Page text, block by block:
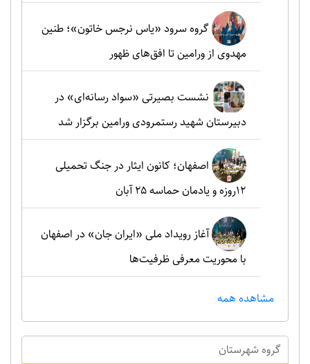
گروه سرود «یاس نرجس خاتون»؛ طنین
مهدوی از ورامین تا افق‌های ظهور
نشست بصیرتی «سواد رسانه‌ای» در
دبیرستان شهید رستمرودی ورامین برگزار شد
اصفهان؛ کانون ایثار در جنگ تحمیلی
۱۲روزه و یادمان حماسه ۲۵ آبان
آغاز رویداد ملی «ایران جان» در اصفهان
با محوریت معرفی ظرفیت‌ها
مشاهده همه
گروه شهرستان